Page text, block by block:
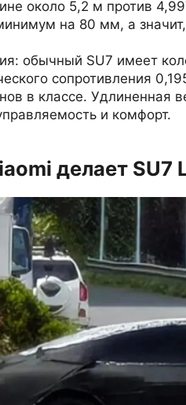
около 5,2 м против
на 80 мм, а
обычный SU7 имеет
сопротивления
в классе. Удлиненная
и комфорт.
делает SU7